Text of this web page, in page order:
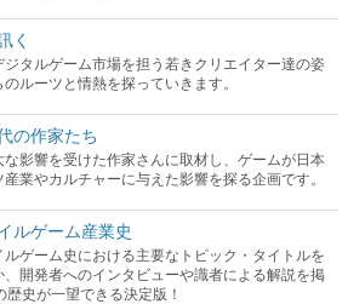
く
ジタルゲーム市場を担う若きクリエイター達の姿
ルーツと情熱を探っていきます。
の作家たち
影響を受けた作家さんに取材し、ゲームが日本
業やカルチャーに与えた影響を探る企画です。
ルゲーム産業史
ルゲーム史における主要なトピック・タイトルを
開発者へのインタビューや識者による解説を掲
史が一望できる決定版！